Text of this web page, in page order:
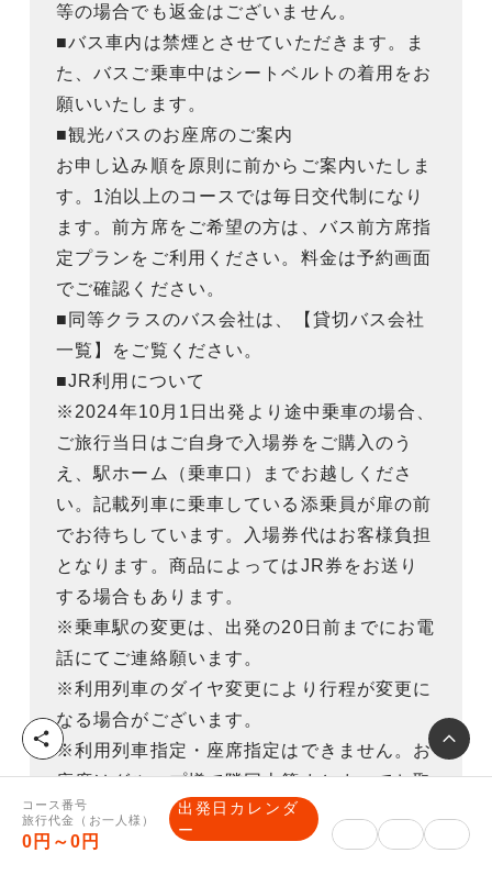
等の場合でも返金はございません。
■バス車内は禁煙とさせていただきます。ま
た、バスご乗車中はシートベルトの着用をお
願いいたします。
■観光バスのお座席のご案内
お申し込み順を原則に前からご案内いたしま
す。1泊以上のコースでは毎日交代制になり
ます。前方席をご希望の方は、バス前方席指
定プランをご利用ください。料金は予約画面
でご確認ください。
■同等クラスのバス会社は、【貸切バス会社
一覧】をご覧ください。
■JR利用について
※2024年10月1日出発より途中乗車の場合、
ご旅行当日はご自身で入場券をご購入のう
え、駅ホーム（乗車口）までお越しくださ
い。記載列車に乗車している添乗員が扉の前
でお待ちしています。入場券代はお客様負担
となります。商品によってはJR券をお送り
する場合もあります。
※乗車駅の変更は、出発の20日前までにお電
話にてご連絡願います。
※利用列車のダイヤ変更により行程が変更に
なる場合がございます。
※利用列車指定・座席指定はできません。お
座席はグループ様で隣同士等まとまってお取
りできるよう努力いたしますが、団体券のた
めご希望に添えない場合もございます。
コース番号
旅行代金（お一人様）
0円～0円
出発日カレンダ
ー
シ
ェ
ア